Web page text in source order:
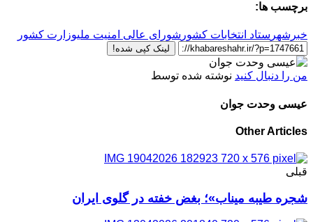
برچسب ها:
خبرشهر ستاد انتخابات کشور شورای عالی امنیت ملیوزارت کشور
لینک کپی شده!
من را دنبال کنید نوشته شده توسط
عیسی وحدت جوان
Other Articles
قبلی
شجره طیبه میناب»؛ بغض خفته در گلوی ایران